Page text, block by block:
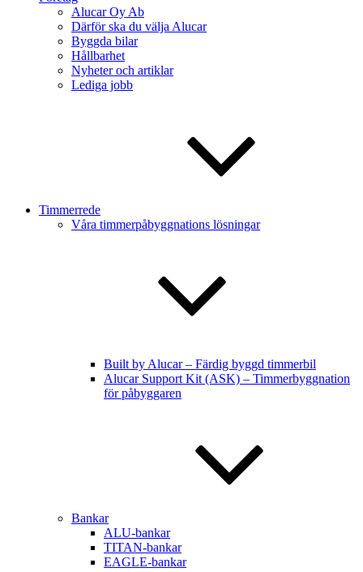
Alucar Oy Ab
Därför ska du välja Alucar
Byggda bilar
Hållbarhet
Nyheter och artiklar
Lediga jobb
Timmerrede
Våra timmerpåbyggnations lösningar
Built by Alucar – Färdig byggd timmerbil
Alucar Support Kit (ASK) – Timmerbyggnation
för påbyggaren
Bankar
ALU-bankar
TITAN-bankar
EAGLE-bankar